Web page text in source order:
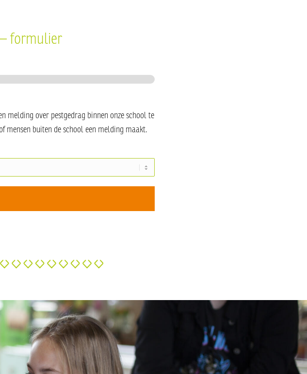
formulier
melding over pestgedrag binnen onze school te
mensen buiten de school een melding maakt.